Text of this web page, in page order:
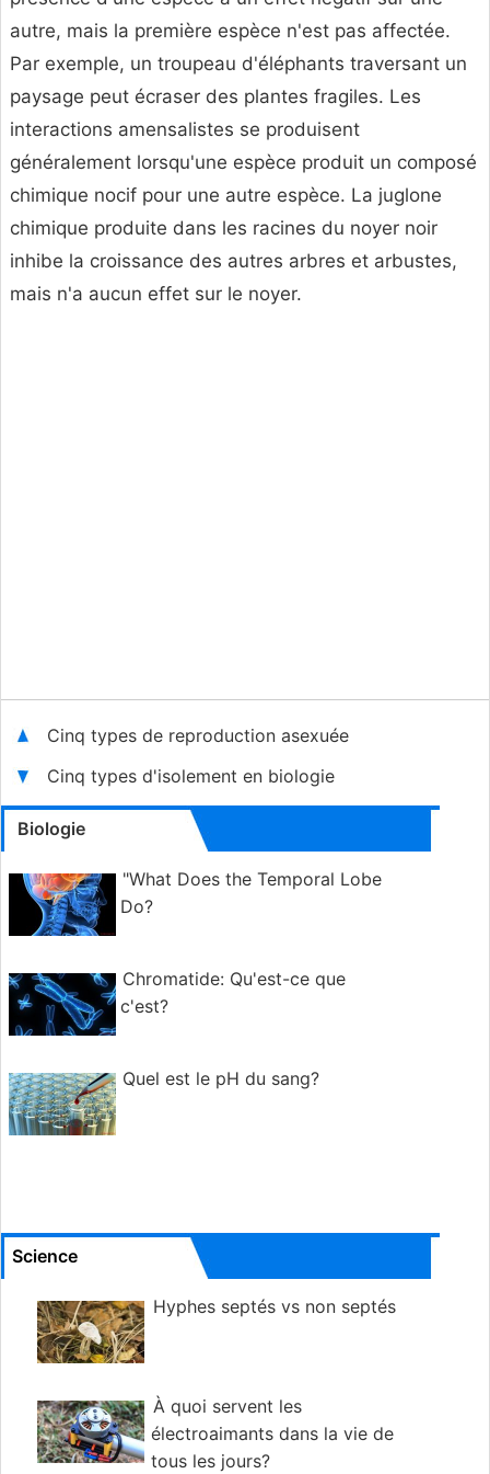
autre, mais la première espèce n'est pas affectée.
Par exemple, un troupeau d'éléphants traversant un
paysage peut écraser des plantes fragiles. Les
interactions amensalistes se produisent
généralement lorsqu'une espèce produit un composé
chimique nocif pour une autre espèce. La juglone
chimique produite dans les racines du noyer noir
inhibe la croissance des autres arbres et arbustes,
mais n'a aucun effet sur le noyer.
Cinq types de reproduction asexuée
Cinq types d'isolement en biologie
Biologie
"What Does the Temporal Lobe
Do?
Chromatide: Qu'est-ce que
c'est?
Quel est le pH du sang?
Science
Hyphes septés vs non septés
À quoi servent les
électroaimants dans la vie de
tous les jours?